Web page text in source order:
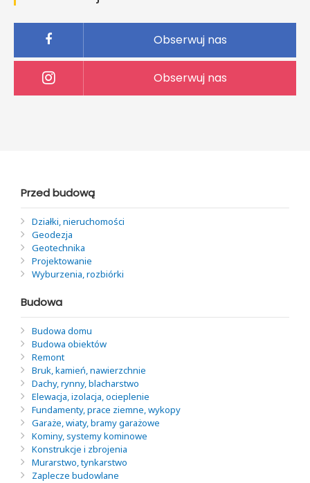
Obserwuj nas
Obserwuj nas
Przed budową
Działki, nieruchomości
Geodezja
Geotechnika
Projektowanie
Wyburzenia, rozbiórki
Budowa
Budowa domu
Budowa obiektów
Remont
Bruk, kamień, nawierzchnie
Dachy, rynny, blacharstwo
Elewacja, izolacja, ocieplenie
Fundamenty, prace ziemne, wykopy
Garaże, wiaty, bramy garażowe
Kominy, systemy kominowe
Konstrukcje i zbrojenia
Murarstwo, tynkarstwo
Zaplecze budowlane